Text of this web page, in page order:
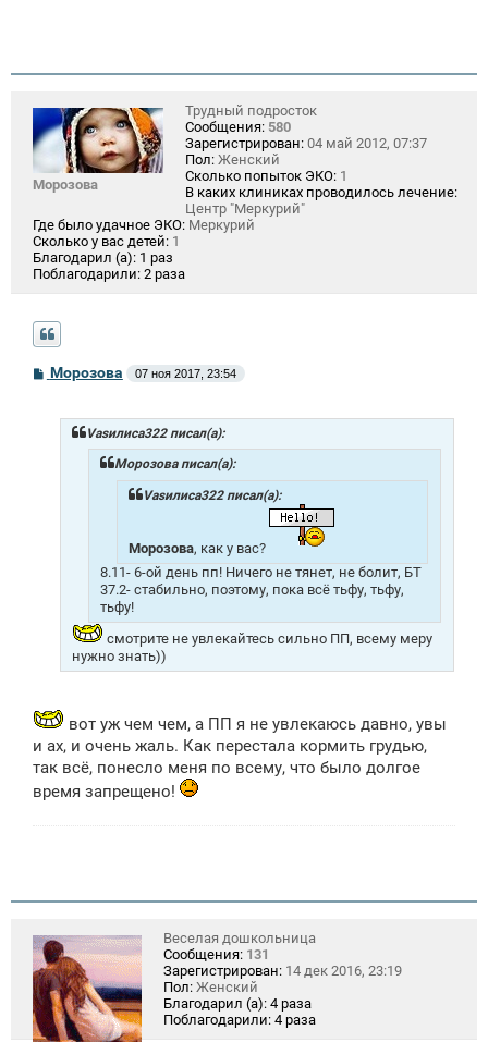
Морозова
Трудный подросток
Сообщения: 580
Зарегистрирован: 04 май 2012, 07:37
Пол: Женский
Сколько попыток ЭКО: 1
В каких клиниках проводилось лечение:
Центр "Меркурий"
Где было удачное ЭКО: Меркурий
Сколько у вас детей: 1
Благодарил (а): 1 раз
Поблагодарили: 2 раза
С
о
Морозова 07 ноя 2017, 23:54
Vasилиса322 писал(а):
Морозова писал(а):
Vasилиса322 писал(а):
Морозова, как у вас?
8.11- 6-ой день пп! Ничего не тянет, не болит, БТ
37.2- стабильно, поэтому, пока всё тьфу, тьфу,
тьфу!
смотрите не увлекайтесь сильно ПП, всему меру
нужно знать))
вот уж чем чем, а ПП я не увлекаюсь давно, увы
и ах, и очень жаль. Как перестала кормить грудью,
так всё, понесло меня по всему, что было долгое
время запрещено!
Веселая дошкольница
Сообщения: 131
Зарегистрирован: 14 дек 2016, 23:19
Пол: Женский
Благодарил (а): 4 раза
Поблагодарили: 4 раза